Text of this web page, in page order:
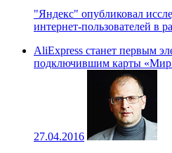
"Яндекс" опубликовал
интернет-пользователей в
AliExpress станет первым
подключившим карты
27.04.2016